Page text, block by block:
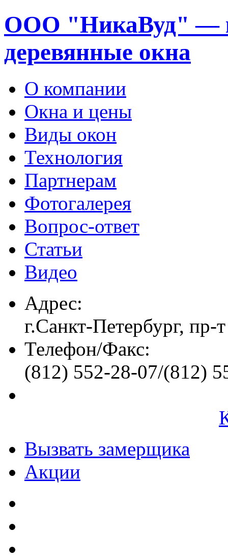
ООО "НикаВуд" —
деревянные окна
О компании
Окна и цены
Виды окон
Технология
Партнерам
Фотогалерея
Вопрос-ответ
Статьи
Видео
Адрес:
г.Санкт-Петербург, пр-
Телефон/Факс:
(812) 552-28-07/(812)
Вызвать замерщика
Акции